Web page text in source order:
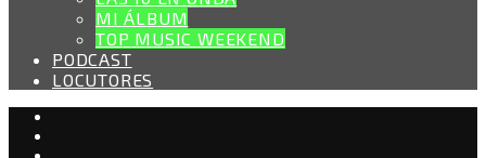
MI ÁLBUM
TOP MUSIC WEEKEND
PODCAST
LOCUTORES